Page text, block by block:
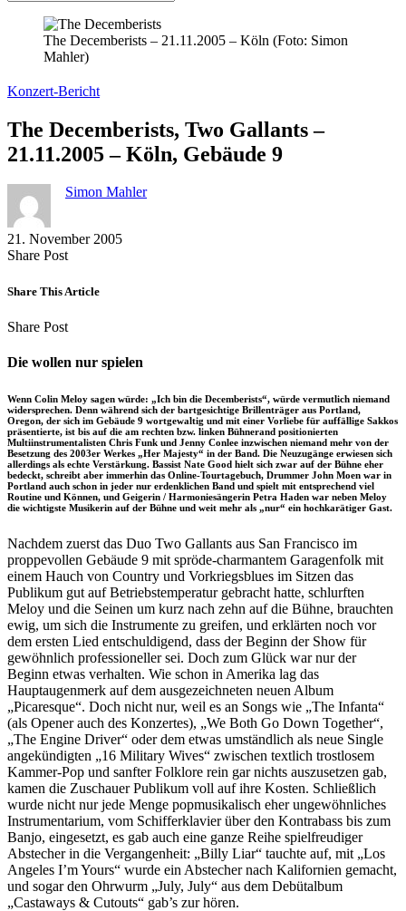
The Decemberists – 21.11.2005 – Köln (Foto: Simon
Mahler)
Konzert-Bericht
The Decemberists, Two Gallants –
21.11.2005 – Köln, Gebäude 9
Simon Mahler
21. November 2005
Share PostShare
Facebook
Copy
to
Send
via
Share This Article
Share PostShare
Facebook
Copy
to
clipboard
Send
via
Die wollen nur spielen
Wenn Colin Meloy sagen würde: „Ich bin die Decemberists“, würde vermutlich niemand
widersprechen. Denn während sich der bartgesichtige Brillenträger aus Portland,
Oregon, der sich im Gebäude 9 wortgewaltig und mit einer Vorliebe für auffällige Sakkos
präsentierte, ist bis auf die am rechten bzw. linken Bühnerand positionierten
Multiinstrumentalisten Chris Funk und Jenny Conlee inzwischen niemand mehr von der
Besetzung des 2003er Werkes „Her Majesty“ in der Band. Die Neuzugänge erwiesen sich
allerdings als echte Verstärkung. Bassist Nate Good hielt sich zwar auf der Bühne eher
bedeckt, schreibt aber immerhin das Online-Tourtagebuch, Drummer John Moen war in
Portland auch schon in jeder nur erdenklichen Band und spielt mit entsprechend viel
Routine und Können, und Geigerin / Harmoniesängerin Petra Haden war neben Meloy
die wichtigste Musikerin auf der Bühne und weit mehr als „nur“ ein hochkarätiger Gast.
Nachdem zuerst das Duo Two Gallants aus San Francisco im
proppevollen Gebäude 9 mit spröde-charmantem Garagenfolk mit
einem Hauch von Country und Vorkriegsblues im Sitzen das
Publikum gut auf Betriebstemperatur gebracht hatte, schlurften
Meloy und die Seinen um kurz nach zehn auf die Bühne, brauchten
ewig, um sich die Instrumente zu greifen, und erklärten noch vor
dem ersten Lied entschuldigend, dass der Beginn der Show für
gewöhnlich professioneller sei. Doch zum Glück war nur der
Beginn etwas verhalten. Wie schon in Amerika lag das
Hauptaugenmerk auf dem ausgezeichneten neuen Album
„Picaresque“. Doch nicht nur, weil es an Songs wie „The Infanta“
(als Opener auch des Konzertes), „We Both Go Down Together“,
„The Engine Driver“ oder dem etwas umständlich als neue Single
angekündigten „16 Military Wives“ zwischen textlich trostlosem
Kammer-Pop und sanfter Folklore rein gar nichts auszusetzen gab,
kamen die Zuschauer Publikum voll auf ihre Kosten. Schließlich
wurde nicht nur jede Menge popmusikalisch eher ungewöhnliches
Instrumentarium, vom Schifferklavier über den Kontrabass bis zum
Banjo, eingesetzt, es gab auch eine ganze Reihe spielfreudiger
Abstecher in die Vergangenheit: „Billy Liar“ tauchte auf, mit „Los
Angeles I’m Yours“ wurde ein Abstecher nach Kalifornien gemacht,
und sogar den Ohrwurm „July, July“ aus dem Debütalbum
„Castaways & Cutouts“ gab’s zur hören.